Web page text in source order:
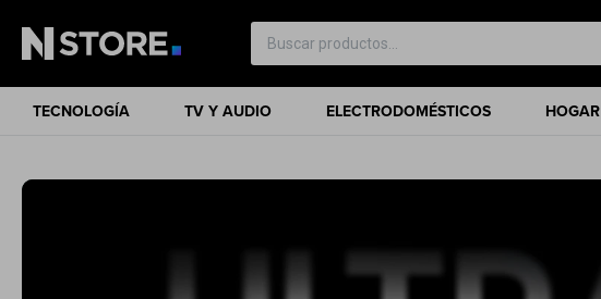
TECNOLOGÍA TV Y AUDIO ELECTRODOMÉSTICOS HOGAR